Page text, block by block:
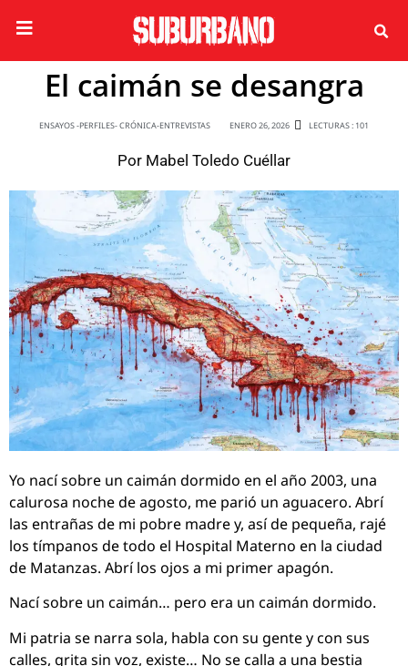
El caimán se desangra
ENSAYOS -PERFILES- CRÓNICA-ENTREVISTAS ENERO 26, 2026 LECTURAS : 101
Por Mabel Toledo Cuéllar
Yo nací sobre un caimán dormido en el año 2003, una
calurosa noche de agosto, me parió un aguacero. Abrí
las entrañas de mi pobre madre y, así de pequeña, rajé
los tímpanos de todo el Hospital Materno en la ciudad
de Matanzas. Abrí los ojos a mi primer apagón.
Nací sobre un caimán… pero era un caimán dormido.
Mi patria se narra sola, habla con su gente y con sus
calles, grita sin voz, existe… No se calla a una bestia